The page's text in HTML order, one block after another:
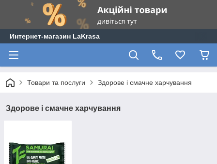
Интернет-магазин LaKrasa
Товари та послуги Здорове і смачне харчування
Здорове і смачне харчування